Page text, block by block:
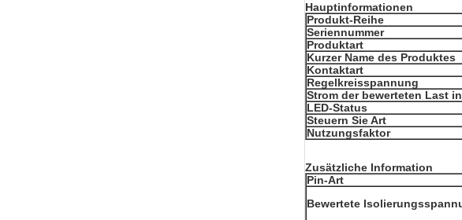
Hauptinformationen
Produkt-Reihe
Seriennummer
Produktart
Kurzer Name des Produktes
Kontaktart
Regelkreisspannung
Strom der bewerteten Last
LED-Status
Steuern Sie Art
Nutzungsfaktor
Zusätzliche Information
Pin-Art
Bewertete